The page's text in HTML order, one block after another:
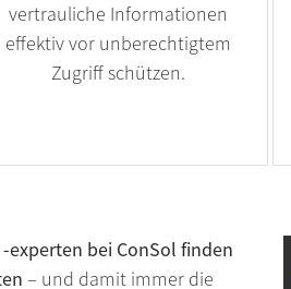
vertrauliche Informationen
effektiv vor unberechtigtem
Zugriff schützen.
bei ConSol finden
– und damit immer die